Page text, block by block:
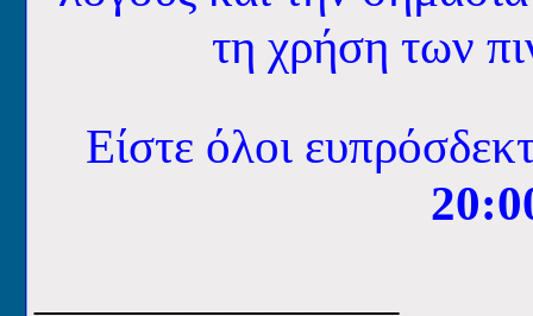
τη χρήση των
Είστε όλοι